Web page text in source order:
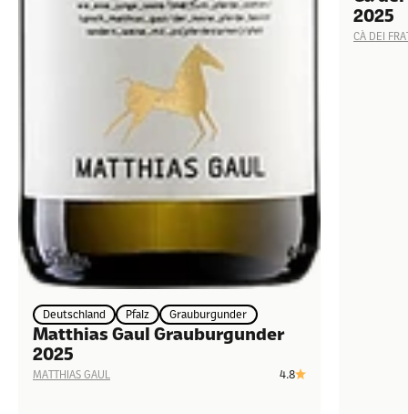
Deutschland Pfalz Grauburgunder
Matthias Gaul Grauburgunder
2025
MATTHIAS GAUL 4.8
2025
CÀ DEI